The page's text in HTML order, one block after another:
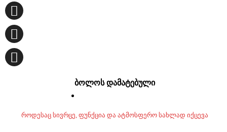
ბოლოს დამატებული
როდესაც სივრცე, ფუნქცია და ატმოსფერო სახლად იქცევა